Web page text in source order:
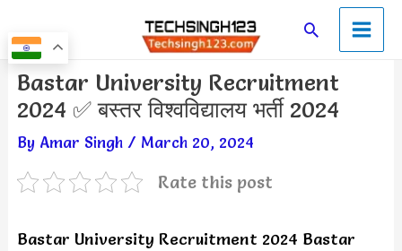
to
content
SearchMain
Menu
Bastar University Recruitment
2024 ✅ बस्तर विश्वविद्यालय भर्ती 2024
By Amar Singh / March 20, 2024
Rate this post
Bastar University Recruitment 2024 Bastar
Post
navigation